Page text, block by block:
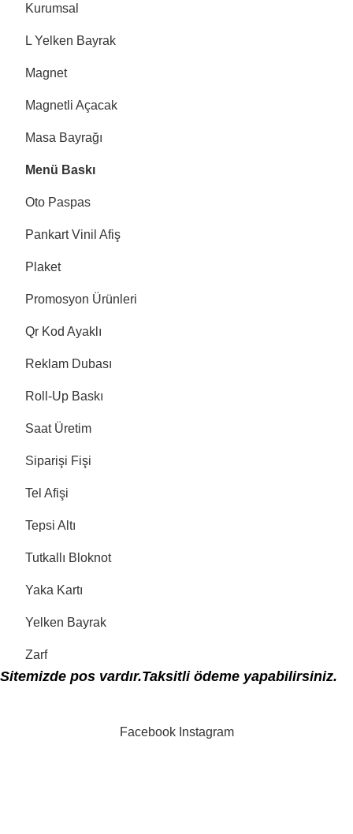
Kurumsal
L Yelken Bayrak
Magnet
Magnetli Açacak
Masa Bayrağı
Menü Baskı
Oto Paspas
Pankart Vinil Afiş
Plaket
Promosyon Ürünleri
Qr Kod Ayaklı
Reklam Dubası
Roll-Up Baskı
Saat Üretim
Siparişi Fişi
Tel Afişi
Tepsi Altı
Tutkallı Bloknot
Yaka Kartı
Yelken Bayrak
Zarf
Sitemizde pos vardır.Taksitli ödeme yapabilirsiniz.
Facebook Instagram